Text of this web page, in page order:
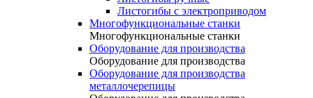
Листогибы с электроприводом
Многофункциональные станки
Многофункциональные станки
Оборудование для производства
Оборудование для производства
Оборудование для производства
металлочерепицы